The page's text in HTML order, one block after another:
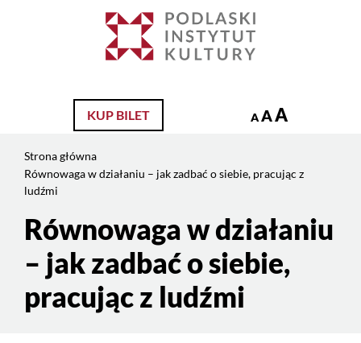
zadbać
pracując
ludźmi
KUP BILET A AA
Strona główna
Równowaga w działaniu – jak zadbać o siebie, pracując z
ludźmi
Treść
stronyRównowaga w działaniu
– jak zadbać o siebie,
pracując z ludźmi